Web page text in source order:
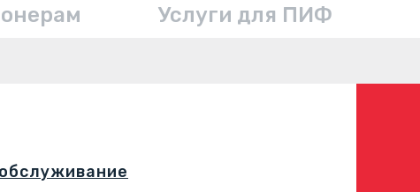
Услуги для ПИФ